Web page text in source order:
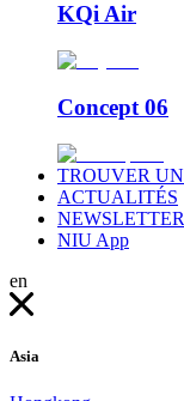
KQi Air
Concept 06
TROUVER
ACTUALITÉS
NEWSLETTER
NIU App
en
Asia